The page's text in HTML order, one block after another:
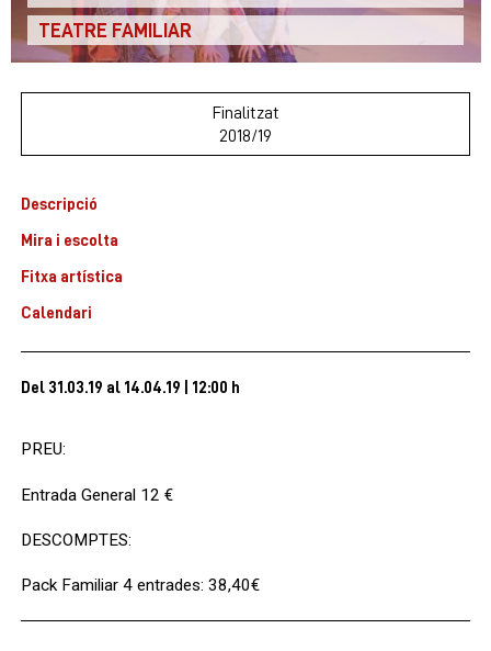
TEATRE FAMILIAR
Finalitzat
2018/19
Descripció
Mira i escolta
Fitxa artística
Calendari
Del 31.03.19 al 14.04.19 12:00 h
PREU:
Entrada General 12 €
DESCOMPTES:
Pack Familiar 4 entrades: 38,40€